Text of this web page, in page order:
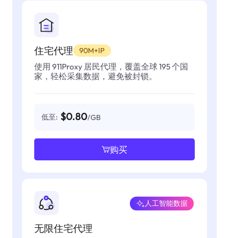
住宅代理 90M+IP
使用 911Proxy 居民代理，覆盖全球 195 个国
家，轻松采集数据，避免被封锁。
低至: $0.80/GB
购买
无限住宅代理
人工智能数据